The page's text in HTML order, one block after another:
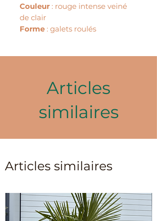
Couleur : rouge intense veiné
de clair
Forme : galets roulés
Articles
similaires
Articles similaires